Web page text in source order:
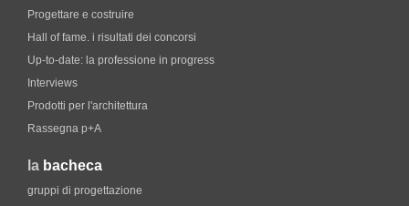
Progettare e costruire
Hall of fame. i risultati dei concorsi
Up-to-date: la professione in progress
Interviews
Prodotti per l'architettura
Rassegna p+A
la bacheca
gruppi di progettazione